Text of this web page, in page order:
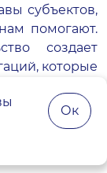
субъектов,
помогают.
создает
которые
числе и для
Ок